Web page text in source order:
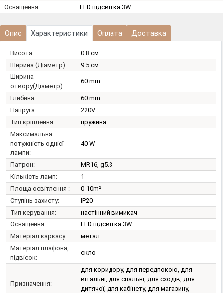
Оснащення:
LED підсвітка 3W
Опис Характеристики Оплата Доставка
Висота:
0.8 см
Ширина (Діаметр):
9.5 см
Ширина
отвору(Діаметр):
60 mm
Глибина:
60 mm
Напруга:
220V
Тип кріплення:
пружина
Максимальна
потужність однієї
лампи:
40 W
Патрон:
MR16, g5.3
Кількість ламп:
1
Площа освітлення :
0-10m²
Ступінь захисту:
IP20
Тип керування:
настінний вимикач
Оснащення:
LED підсвітка 3W
Матеріал каркасу:
метал
Матеріал плафона,
підвісок:
скло
Призначення:
для коридору, для передпокою, для
вітальні, для спальні, для сходів, для
дитячої, для кабінету, для магазину,